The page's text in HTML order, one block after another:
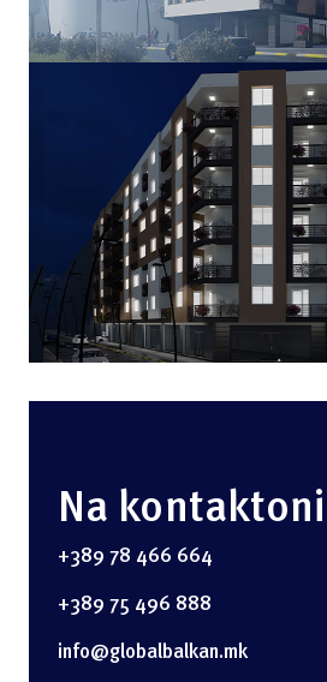
Na kontaktoni
+389 78 466 664
+389 75 496 888
info@globalbalkan.mk